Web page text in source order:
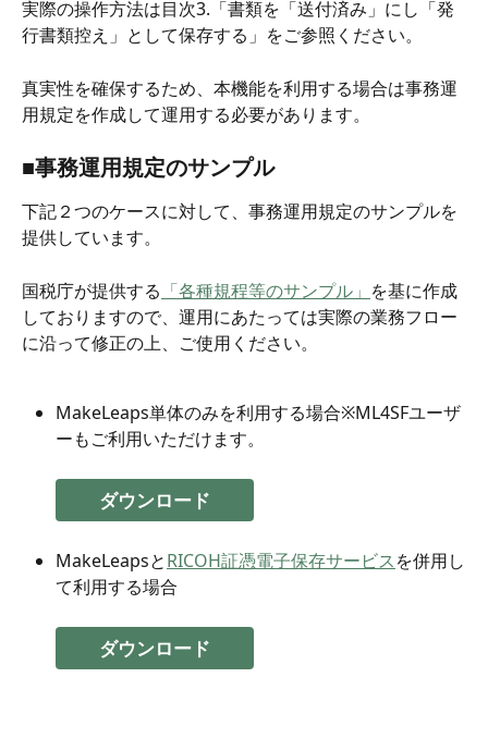
実際の操作方法は目次3.「書類を「送付済み」にし「発
行書類控え」として保存する」をご参照ください。
真実性を確保するため、本機能を利用する場合は事務運
用規定を作成して運用する必要があります。
■事務運用規定のサンプル
下記２つのケースに対して、事務運用規定のサンプルを
提供しています。
国税庁が提供する 「各種規程等のサンプル」 を基に作成
しておりますので、運用にあたっては実際の業務フロー
に沿って修正の上、ご使用ください。
MakeLeaps単体のみを利用する場合※ML4SFユーザ
ーもご利用いただけます。
ダウンロード
MakeLeapsとRICOH証憑電子保存サービスを併用し
て利用する場合
ダウンロード